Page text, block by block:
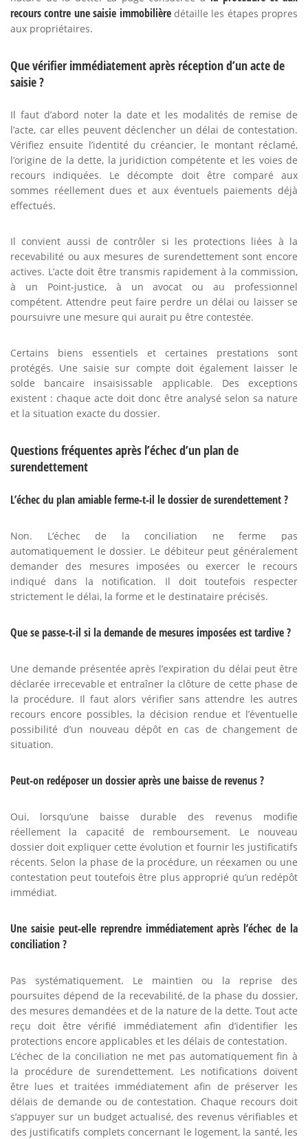
recours contre une saisie immobilièredétaille les étapes propres
aux propriétaires.
Que vérifier immédiatement après réception d’un acte de
saisie ?
Il faut d’abord noter la date et les modalités de remise de
l’acte, car elles peuvent déclencher un délai de contestation.
Vérifiez ensuite l’identité du créancier, le montant réclamé,
l’origine de la dette, la juridiction compétente et les voies de
recours indiquées. Le décompte doit être comparé aux
sommes réellement dues et aux éventuels paiements déjà
effectués.
Il convient aussi de contrôler si les protections liées à la
recevabilité ou aux mesures de surendettement sont encore
actives. L’acte doit être transmis rapidement à la commission,
à un Point-justice, à un avocat ou au professionnel
compétent. Attendre peut faire perdre un délai ou laisser se
poursuivre une mesure qui aurait pu être contestée.
Certains biens essentiels et certaines prestations sont
protégés. Une saisie sur compte doit également laisser le
solde bancaire insaisissable applicable. Des exceptions
existent : chaque acte doit donc être analysé selon sa nature
et la situation exacte du dossier.
Questions fréquentes après l’échec d’un plan de
surendettement
L’échec du plan amiable ferme-t-il le dossier de surendettement ?
Non. L’échec de la conciliation ne ferme pas
automatiquement le dossier. Le débiteur peut généralement
demander des mesures imposées ou exercer le recours
indiqué dans la notification. Il doit toutefois respecter
strictement le délai, la forme et le destinataire précisés.
Que se passe-t-il si la demande de mesures imposées est tardive ?
Une demande présentée après l’expiration du délai peut être
déclarée irrecevable et entraîner la clôture de cette phase de
la procédure. Il faut alors vérifier sans attendre les autres
recours encore possibles, la décision rendue et l’éventuelle
possibilité d’un nouveau dépôt en cas de changement de
situation.
Peut-on redéposer un dossier après une baisse de revenus ?
Oui, lorsqu’une baisse durable des revenus modifie
réellement la capacité de remboursement. Le nouveau
dossier doit expliquer cette évolution et fournir les justificatifs
récents. Selon la phase de la procédure, un réexamen ou une
contestation peut toutefois être plus approprié qu’un redépôt
immédiat.
Une saisie peut-elle reprendre immédiatement après l’échec de la
conciliation ?
Pas systématiquement. Le maintien ou la reprise des
poursuites dépend de la recevabilité, de la phase du dossier,
des mesures demandées et de la nature de la dette. Tout acte
reçu doit être vérifié immédiatement afin d’identifier les
protections encore applicables et les délais de contestation.
L’échec de la conciliation ne met pas automatiquement fin à
la procédure de surendettement. Les notifications doivent
être lues et traitées immédiatement afin de préserver les
délais de demande ou de contestation. Chaque recours doit
s’appuyer sur un budget actualisé, des revenus vérifiables et
des justificatifs complets concernant le logement, la santé, les